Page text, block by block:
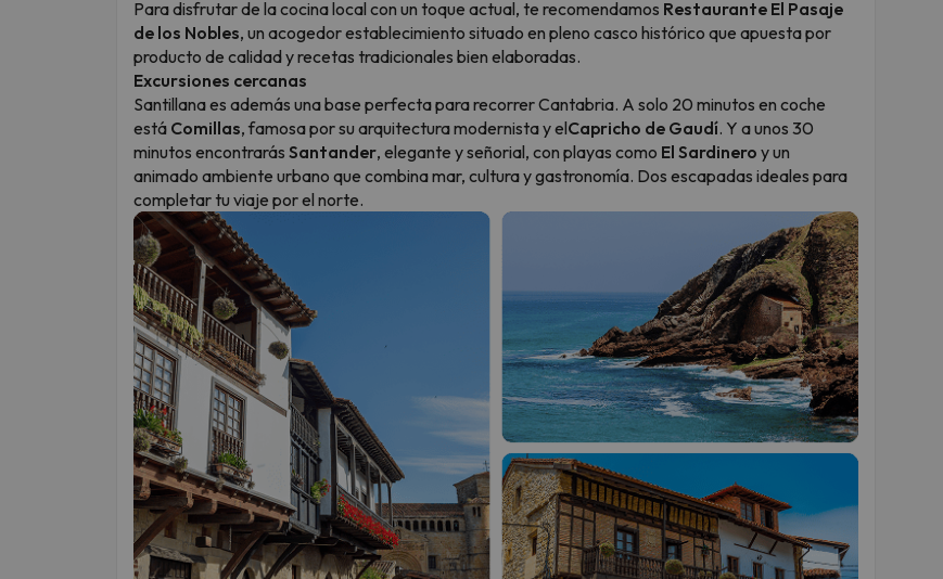
Para disfrutar de la cocina local con un toque actual, te recomendamos Restaurante El Pasaje
de los Nobles, un acogedor establecimiento situado en pleno casco histórico que apuesta por
producto de calidad y recetas tradicionales bien elaboradas.
Excursiones cercanas
Santillana es además una base perfecta para recorrer Cantabria. A solo 20 minutos en coche
está Comillas, famosa por su arquitectura modernista y elCapricho de Gaudí. Y a unos 30
minutos encontrarás Santander, elegante y señorial, con playas como El Sardinero y un
animado ambiente urbano que combina mar, cultura y gastronomía. Dos escapadas ideales para
completar tu viaje por el norte.